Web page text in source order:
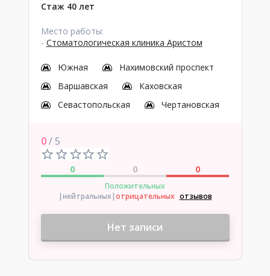
Стаж 40 лет
Место работы:
- Стоматологическая клиника Аристом
Южная
Нахимовский проспект
Варшавская
Каховская
Севастопольская
Чертановская
0/ 5
0 0 0
Положительных
|нейтральных|отрицательных отзывов
Нет записи